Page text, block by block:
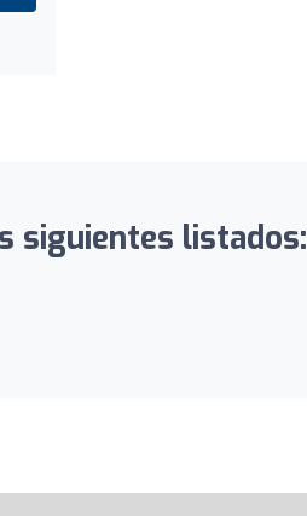
siguientes listados: